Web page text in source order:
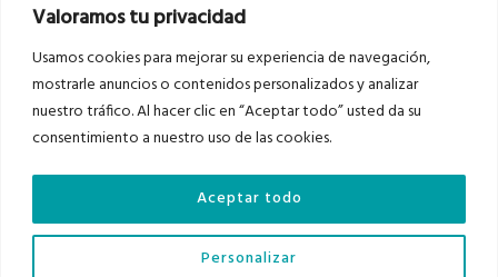
Valoramos tu privacidad
Usamos cookies para mejorar su experiencia de navegación,
mostrarle anuncios o contenidos personalizados y analizar
nuestro tráfico. Al hacer clic en “Aceptar todo” usted da su
consentimiento a nuestro uso de las cookies.
Personalizar
Aceptar todo
Asociados a
Auditados por